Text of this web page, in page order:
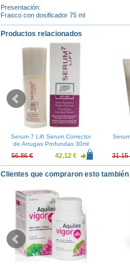
Presentación:
Frasco con dosificador 75 ml
Productos relacionados
Serum 7 Lift Serum Corrector
de Arrugas Profundas 30ml
56.86 € 42.12 € 31.15
Clientes que compraron esto